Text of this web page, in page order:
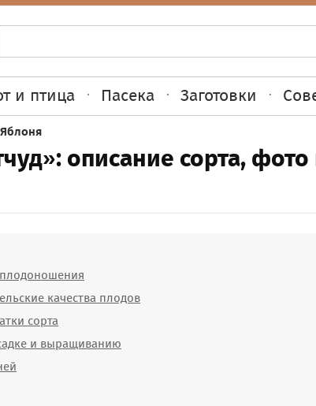
и птица Пасека Заготовки
Яблоня
описание сорта, фото
качества плодов
сорта
и выращиванию